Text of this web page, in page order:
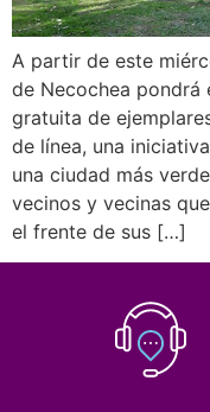
A partir de este
de Necochea pondrá
gratuita de
de línea, una
una ciudad más
vecinos y vecinas
el frente de sus […]